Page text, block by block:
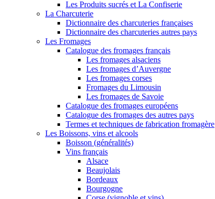
Les Produits sucrés et La Confiserie
La Charcuterie
Dictionnaire des charcuteries françaises
Dictionnaire des charcuteries autres pays
Les Fromages
Catalogue des fromages français
Les fromages alsaciens
Les fromages d’Auvergne
Les fromages corses
Fromages du Limousin
Les fromages de Savoie
Catalogue des fromages européens
Catalogue des fromages des autres pays
Termes et techniques de fabrication fromagère
Les Boissons, vins et alcools
Boisson (généralités)
Vins français
Alsace
Beaujolais
Bordeaux
Bourgogne